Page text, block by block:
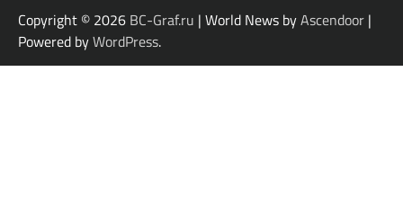
Copyright © 2026 BC-Graf.ru | World News byAscendoor |
Powered byWordPress.